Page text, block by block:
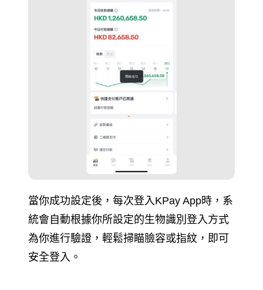
當你成功設定後，每次登入KPay App時，系
統會自動根據你所設定的生物識別登入方式
為你進行驗證，輕鬆掃瞄臉容或指紋，即可
安全登入。